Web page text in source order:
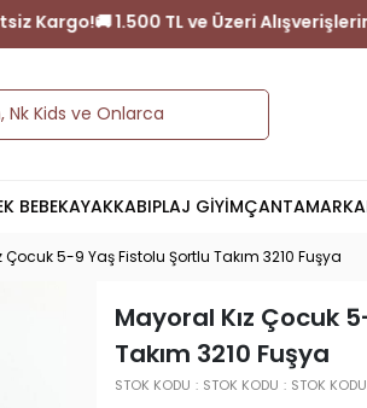
Ücretsiz Kargo!🚚 1.500 TL ve
BEBEKAYAKKABIPLAJ GİYİMÇANTA
Çocuk 5-9 Yaş Fistolu Şortlu Takım 3210 Fuşya
Mayoral Kız Çocuk
Takım 3210 Fuşya
STOK KODU STOK KODU STOK KODU